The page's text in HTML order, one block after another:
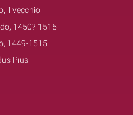
il vecchio
1450?-1515
1449-1515
Pius